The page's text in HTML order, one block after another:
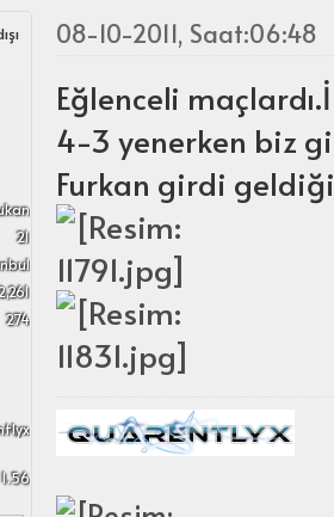
21
274
1.56
08-10-2011, Saat:06:48
Eğlenceli
4-3 yenerken biz
Furkan girdi